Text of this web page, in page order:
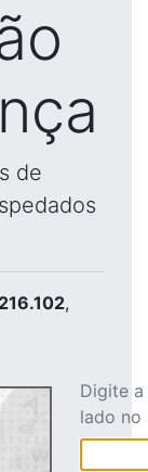
de
,
Digite
lado no